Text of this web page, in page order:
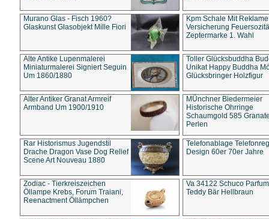
Murano Glas - Fisch 1960?
Glaskunst Glasobjekt Mille Fiori
Kpm Schale Mit Reklame
Versicherung
Zeptermarke 1. Wahl
Alte Antike Lupenmalerei
Miniaturmalerei Signiert Seguin
Um 1860/1880
Toller Glücksbuddha
Unikat Happy Buddha
Glücksbringer Holzfigur
Alter Antiker Granat Armreif
Armband Um 1900/1910
MÜnchner Biedermeier
Historische Ohrringe
Schaumgold 585
Perlen
Rar Historismus Jugendstil
Drache Dragon Vase Dog Relief
Scene Art Nouveau 1880
Telefonablage
Design 60er 70er Jahre
Zodiac - Tierkreiszeichen
Öllampe Krebs, Forum Traiani,
Reenactment Öllämpchen
Va 34122 Schuco
Teddy Bär Hellbraun